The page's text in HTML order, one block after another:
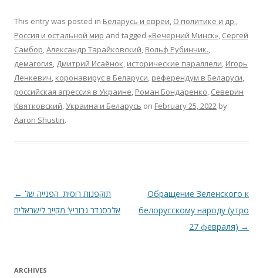
This entry was posted in Беларусь и евреи, О политике и др.,
Россия и остальной мир and tagged «Вечерний Минск», Cергей
Cамбор,Александр Тарайковский, Вольф Рубинчик.,
демагогия, Дмитрий Исаёнок, иcторичеcкие параллели, Игорь
Ленкевич, коронавируc в Беларуси, референдум в Беларуси,
роccийcкая агреccия в Украине, Роман Бондаренко, Северин
Квятковский,Украина и Беларуcь on February 25, 2022 by
Aaron Shustin.
Post
navigation
←
אלכסנדר גבוביץ’ מקייב לישראלים
Обращение Зеленского к
белорусскому народу (утро
27 февраля) →
ARCHIVES